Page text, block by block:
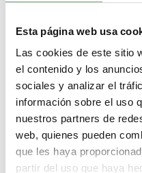
Esta página web usa
Las cookies de este sitio
el contenido y los
sociales y analizar el
información sobre el uso
nuestros partners de
web, quienes pueden
que les haya
partir del uso que haya
PASILLO LATERAL G
8273